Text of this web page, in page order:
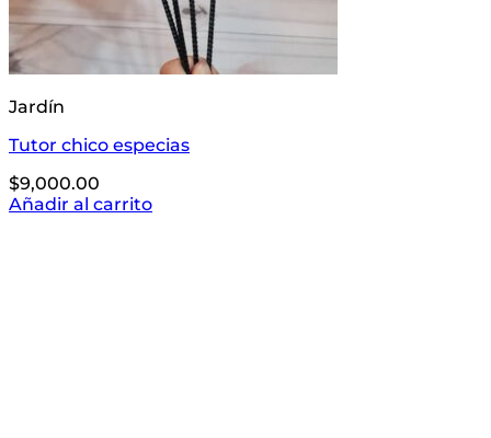
Jardín
Tutor chico especias
$9,000.00
Añadir al carrito